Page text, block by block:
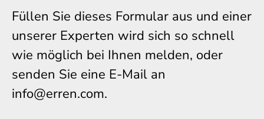
Füllen Sie dieses Formular aus und einer
unserer Experten wird sich so schnell
wie möglich bei Ihnen melden, oder
senden Sie eine E-Mail an
info@erren.com.